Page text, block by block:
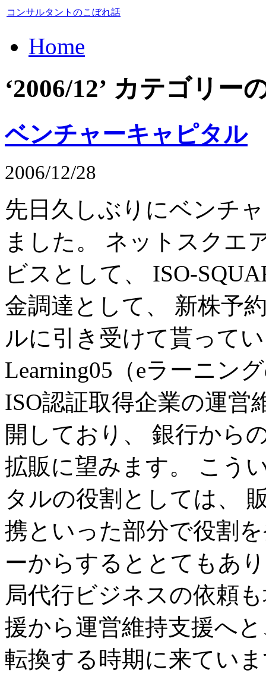
コンサルタントのこぼれ話
Home
‘2006/12’ カテゴリー
ベンチャーキャピタル
2006/12/28
先日久しぶりにベンチ
ました。 ネットスクエ
ビスとして、 ISO-
金調達として、 新株予
ルに引き受けて貰って
Learning05（eラーニン
ISO認証取得企業の運営
開しており、 銀行から
拡販に望みます。 こう
タルの役割としては、
携といった部分で役割
ーからするととてもあ
局代行ビジネスの依頼
援から運営維持支援へ
転換する時期に来てい